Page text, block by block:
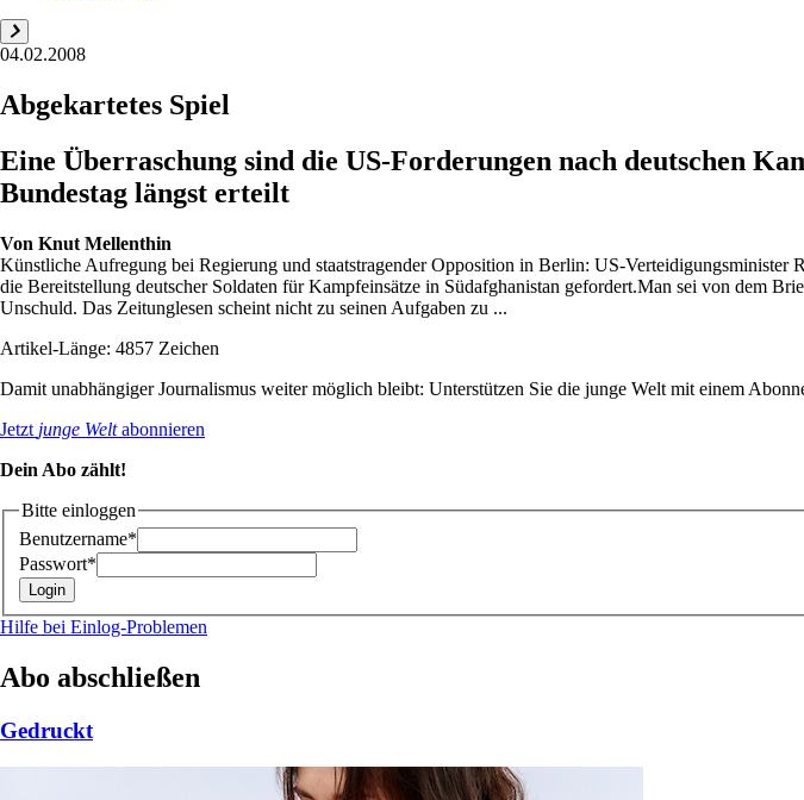
04.02.2008
Abgekartetes Spiel
Eine Überraschung sind die US-Forderungen nach deutschen
Bundestag längst erteilt
Von Knut Mellenthin
Künstliche Aufregung bei Regierung und staatstragender Opposition in Berlin: US-
die Bereitstellung deutscher Soldaten für Kampfeinsätze in Südafghanistan gefordert.Man sei von dem
Unschuld. Das Zeitunglesen scheint nicht zu seinen Aufgaben zu ...
Artikel-Länge: 4857 Zeichen
Damit unabhängiger Journalismus weiter möglich bleibt: Unterstützen Sie die junge Welt mit einem
Jetzt junge Weltabonnieren
Dein Abo zählt!
Bitte einloggen
Benutzername*
Passwort*
Hilfe bei Einlog-Problemen
Abo abschließen
Gedruckt